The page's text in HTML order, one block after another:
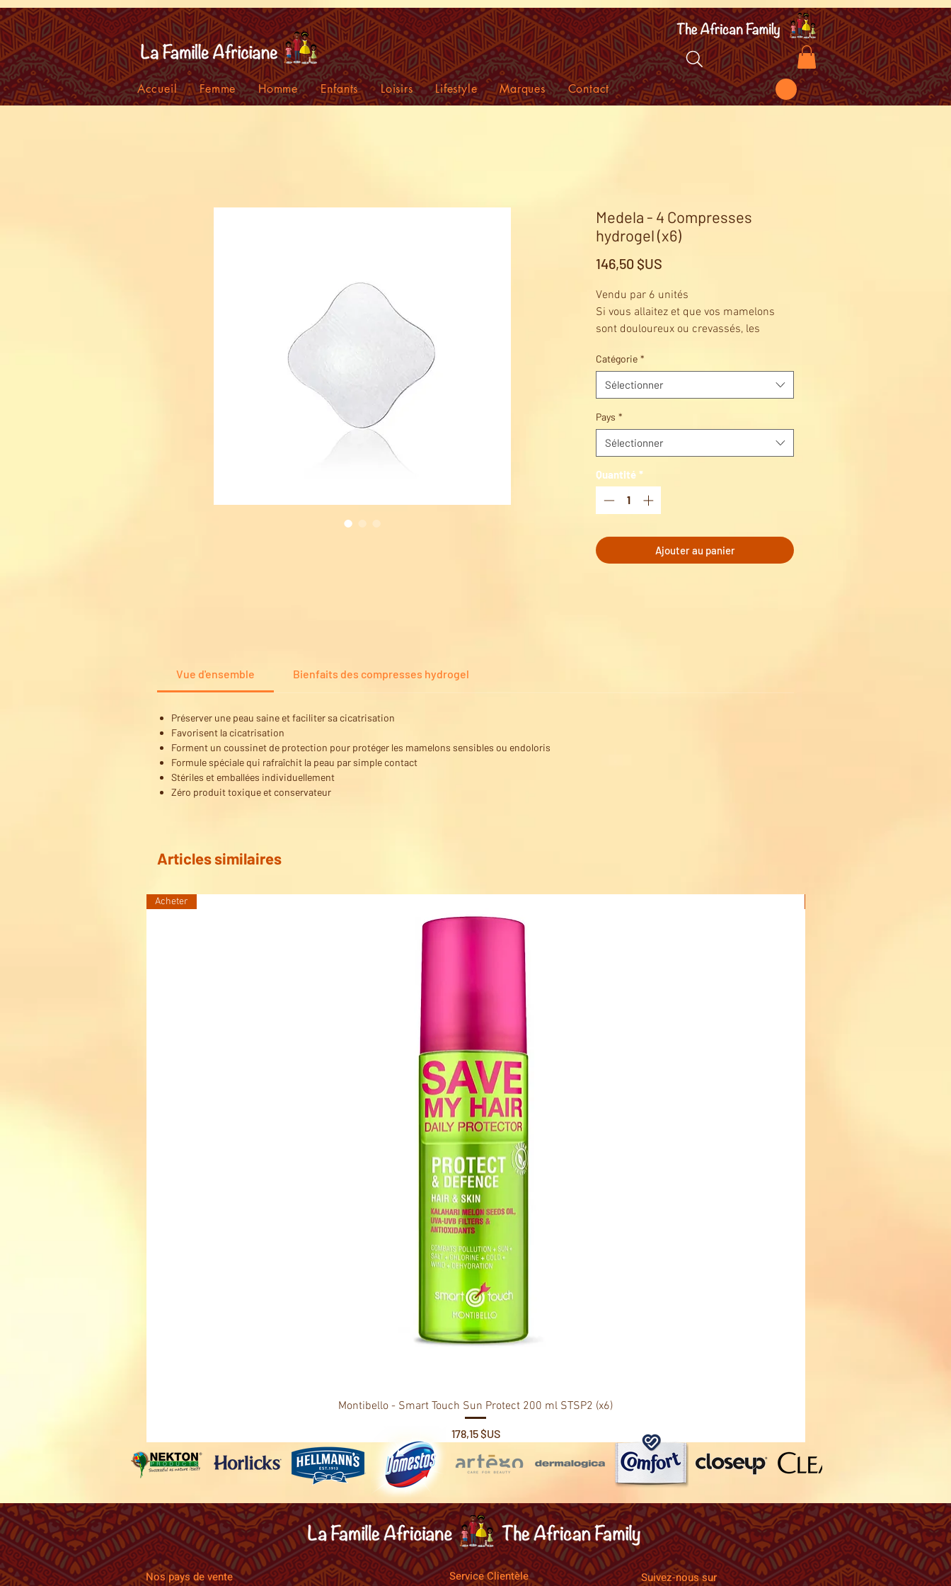
Accueil Femme Homme Enfants Loisirs Lifestyle Marques Contact
Medela - 4 Compresses
hydrogel (x6)
146,50 $US
Vendu par 6 unités
Si vous allaitez et que vos mamelons
sont douloureux ou crevassés, les
la cicatrisation et soulagent
instantanément la douleur.
Catégorie *
Sélectionner
Pays *
Sélectionner
Quantité *
Ajouter au panier
Vue d'ensemble Bienfaits des compresses hydrogel
Préserver une peau saine et faciliter sa cicatrisation
Favorisent la cicatrisation
Forment un coussinet de protection pour protéger les mamelons sensibles ou endoloris
Formule spéciale qui rafraîchit la peau par simple contact
Stériles et emballées individuellement
Zéro produit toxique et conservateur
Articles similaires
Acheter
Montibello - Smart Touch Sun Protect 200 ml STSP2 (x6)
Prix
178,15 $US
Nos pays de vente Service Clientèle Suivez-nous sur